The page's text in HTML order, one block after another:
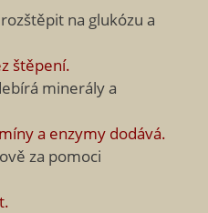
na glukózu a
štěpení.
minerály a
a enzymy dodává.
za pomoci